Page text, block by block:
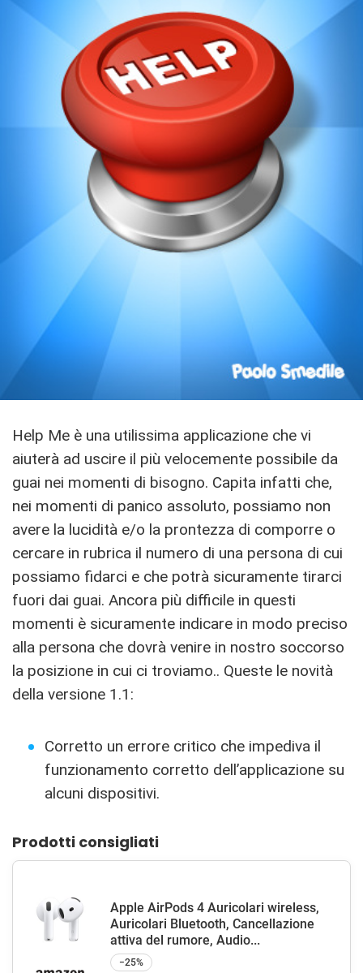
Help Me è una utilissima applicazione che vi
aiuterà ad uscire il più velocemente possibile da
guai nei momenti di bisogno. Capita infatti che,
nei momenti di panico assoluto, possiamo non
avere la lucidità e/o la prontezza di comporre o
cercare in rubrica il numero di una persona di cui
possiamo fidarci e che potrà sicuramente tirarci
fuori dai guai. Ancora più difficile in questi
momenti è sicuramente indicare in modo preciso
alla persona che dovrà venire in nostro soccorso
la posizione in cui ci troviamo.. Queste le novità
della versione 1.1:
Corretto un errore critico che impediva il
funzionamento corretto dell’applicazione su
alcuni dispositivi.
Prodotti consigliati
Apple AirPods 4 Auricolari wireless,
Auricolari Bluetooth, Cancellazione
attiva del rumore, Audio...
−25%